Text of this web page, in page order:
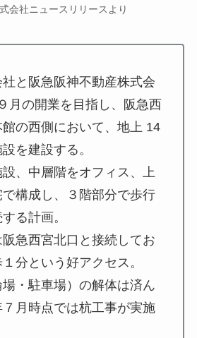
会社ニュースリリースより
と阪急阪神不動産株式会
月の開業を目指し、阪急西
の西側において、地上 14
を建設する。
、中層階をオフィス、上
構成し、３階部分で歩行
る計画。
急西宮北口と接続してお
分という好アクセス。
・駐車場）の解体は済ん
月時点では杭工事が実施